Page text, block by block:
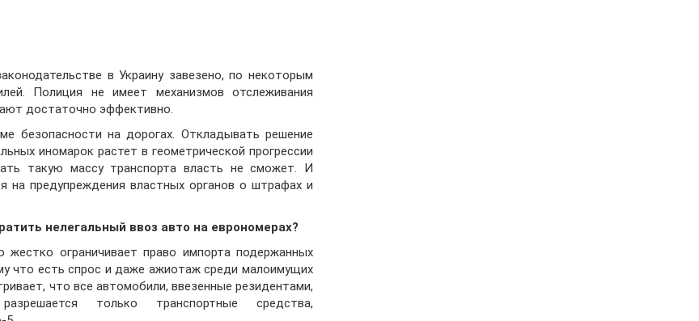
в Украину завезено, по некоторым
Полиция не имеет механизмов отслеживания
достаточно эффективно.
безопасности на дорогах. Откладывать решение
иномарок растет в геометрической прогрессии
такую массу транспорта власть не сможет. И
на предупреждения властных органов о штрафах и
нелегальный ввоз авто на еврономерах?
ограничивает право импорта подержанных
что есть спрос и даже ажиотаж среди малоимущих
что все автомобили, ввезенные резидентами,
только транспортные средства,